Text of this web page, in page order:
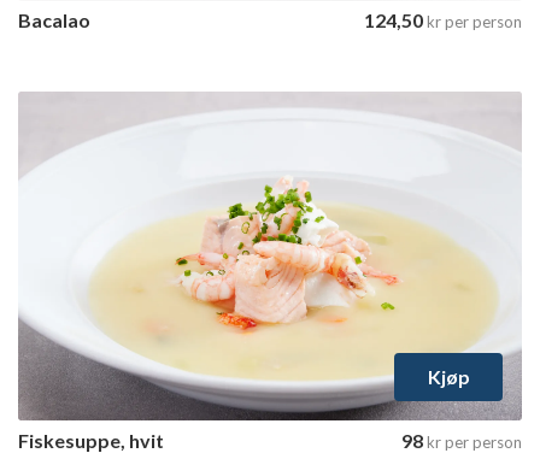
Bacalao 124,50krper person
Kjøp
Fiskesuppe, hvit
1 tilgjengelig variant
Velg varianter
Fiskesuppe, hvit 98krper person